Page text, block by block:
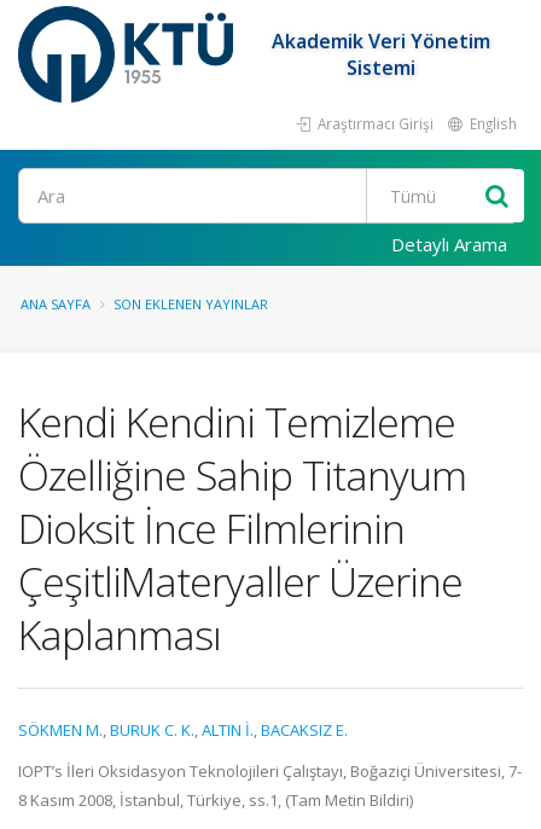
Akademik Veri Yönetim
Sistemi
Araştırmacı Girişi English
Ara
Detaylı Arama
ANA SAYFA SON EKLENEN YAYINLAR
Kendi Kendini Temizleme
Özelliğine Sahip Titanyum
Dioksit İnce Filmlerinin
ÇeşitliMateryaller Üzerine
Kaplanması
SÖKMEN M.,BURUK C. K.,ALTIN İ.,BACAKSIZ E.
IOPT’s İleri Oksidasyon Teknolojileri Çalıştayı, Boğaziçi Üniversitesi, 7-
8 Kasım 2008, İstanbul, Türkiye, ss.1, (Tam Metin Bildiri)